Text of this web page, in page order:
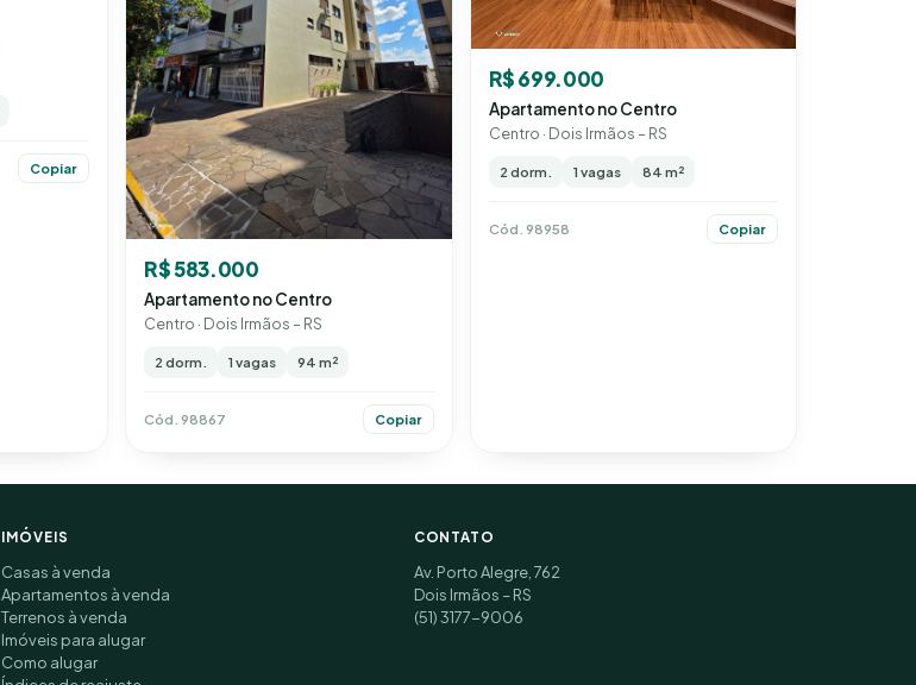
Copiar
R$ 583.000
Apartamento no Centro
Centro · Dois Irmãos – RS
2 dorm. 1 vagas 94 m²
Cód. 98867 Copiar
R$ 699.000
Apartamento no Centro
Centro · Dois Irmãos – RS
2 dorm. 1 vagas 84 m²
Cód. 98958 Copiar
IMÓVEIS
Casas à venda
Apartamentos à venda
Terrenos à venda
Imóveis para alugar
Como alugar
CONTATO
Av. Porto Alegre, 762
Dois Irmãos – RS
(51) 3177-9006